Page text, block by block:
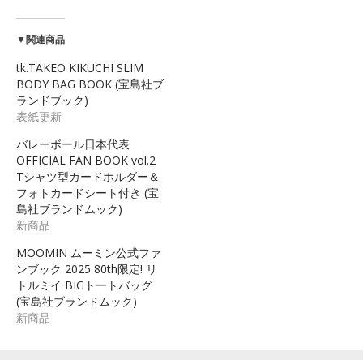
▼関連商品
tk.TAKEO KIKUCHI SLIM
BODY BAG BOOK (宝島社ブ
ランドブック)
表紙更新
バレーボール日本代表
OFFICIAL FAN BOOK vol.2
Tシャツ型カードホルダー＆
フォトカードシート付き (宝
島社ブランドムック)
新商品
MOOMIN ムーミン公式ファ
ンブック 2025 80th限定! リ
トルミイ BIGトートバッグ
(宝島社ブランドムック)
新商品